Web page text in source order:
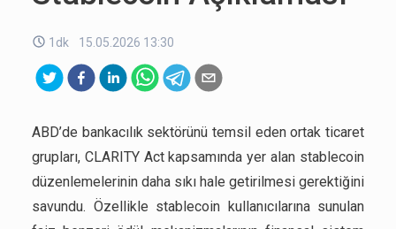
1dk 15.05.2026 13:30
ABD’de bankacılık sektörünü temsil eden ortak ticaret
grupları, CLARITY Act kapsamında yer alan stablecoin
düzenlemelerinin daha sıkı hale getirilmesi gerektiğini
savundu. Özellikle stablecoin kullanıcılarına sunulan